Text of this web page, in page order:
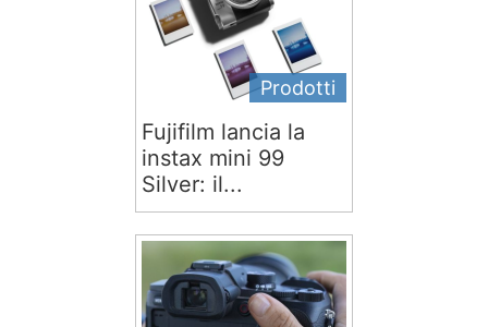
Prodotti
Fujifilm lancia la
instax mini 99
Silver: il...